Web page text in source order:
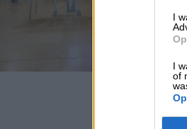
I
I
of